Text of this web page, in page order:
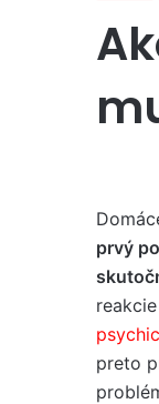
prvý
preto